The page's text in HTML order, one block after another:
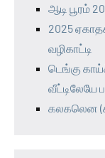
ஆடி பூரம்
2025
வழிகாட்டி
டெங்கு
வீட்டிலேயே
கலகலென